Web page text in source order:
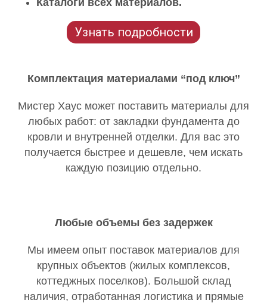
Узнать подробности
Комплектация материалами “под ключ”
Мистер Хаус может поставить материалы для
любых работ: от закладки фундамента до
кровли и внутренней отделки. Для вас это
получается быстрее и дешевле, чем искать
каждую позицию отдельно.
Любые объемы без задержек
Мы имеем опыт поставок материалов для
крупных объектов (жилых комплексов,
коттеджных поселков). Большой склад
наличия, отработанная логистика и прямые